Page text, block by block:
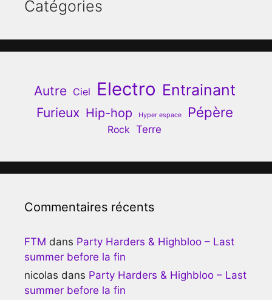
Catégories
Autre Ciel Electro Entrainant
Furieux Hip-hop Hyper espace Pépère
Rock Terre
Commentaires récents
FTM dans Party Harders & Highbloo – Last
summer before la fin
nicolas dans Party Harders & Highbloo – Last
summer before la fin